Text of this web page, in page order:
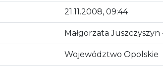
21.11.2008, 09:44
Małgorzata
Województwo Opolskie